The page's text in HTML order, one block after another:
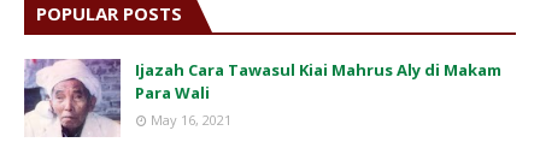
POPULAR POSTS
Ijazah Cara Tawasul Kiai Mahrus Aly di Makam
Para Wali
May 16, 2021